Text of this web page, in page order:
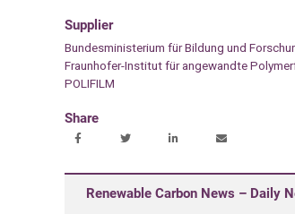
Supplier
Bundesministerium für Bildung und
Fraunhofer-Institut für angewandte
POLIFILM
Share
Renewable Carbon News – Daily